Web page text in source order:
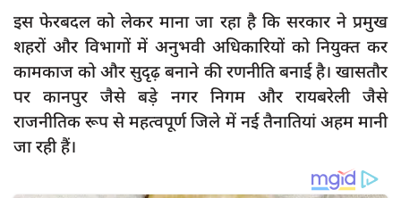
इस फेरबदल को लेकर माना जा रहा है कि सरकार ने प्रमुख
शहरों और विभागों में अनुभवी अधिकारियों को नियुक्त कर
कामकाज को और सुदृढ़ बनाने की रणनीति बनाई है। खासतौर
पर कानपुर जैसे बड़े नगर निगम और रायबरेली जैसे
राजनीतिक रूप से महत्वपूर्ण जिले में नई तैनातियां अहम मानी
जा रही हैं।